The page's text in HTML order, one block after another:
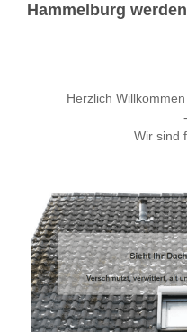
Hammelburg
Herzlich
-
Wir sind